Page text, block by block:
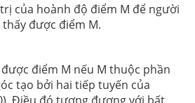
của hoành độ điểm M để người
được điểm M.
điểm M nếu M thuộc phần
tạo bởi hai tiếp tuyến của